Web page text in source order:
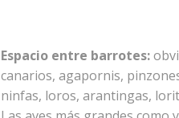
Espacio entre barrotes:
canarios, agapornis,
ninfas, loros, arantingas,